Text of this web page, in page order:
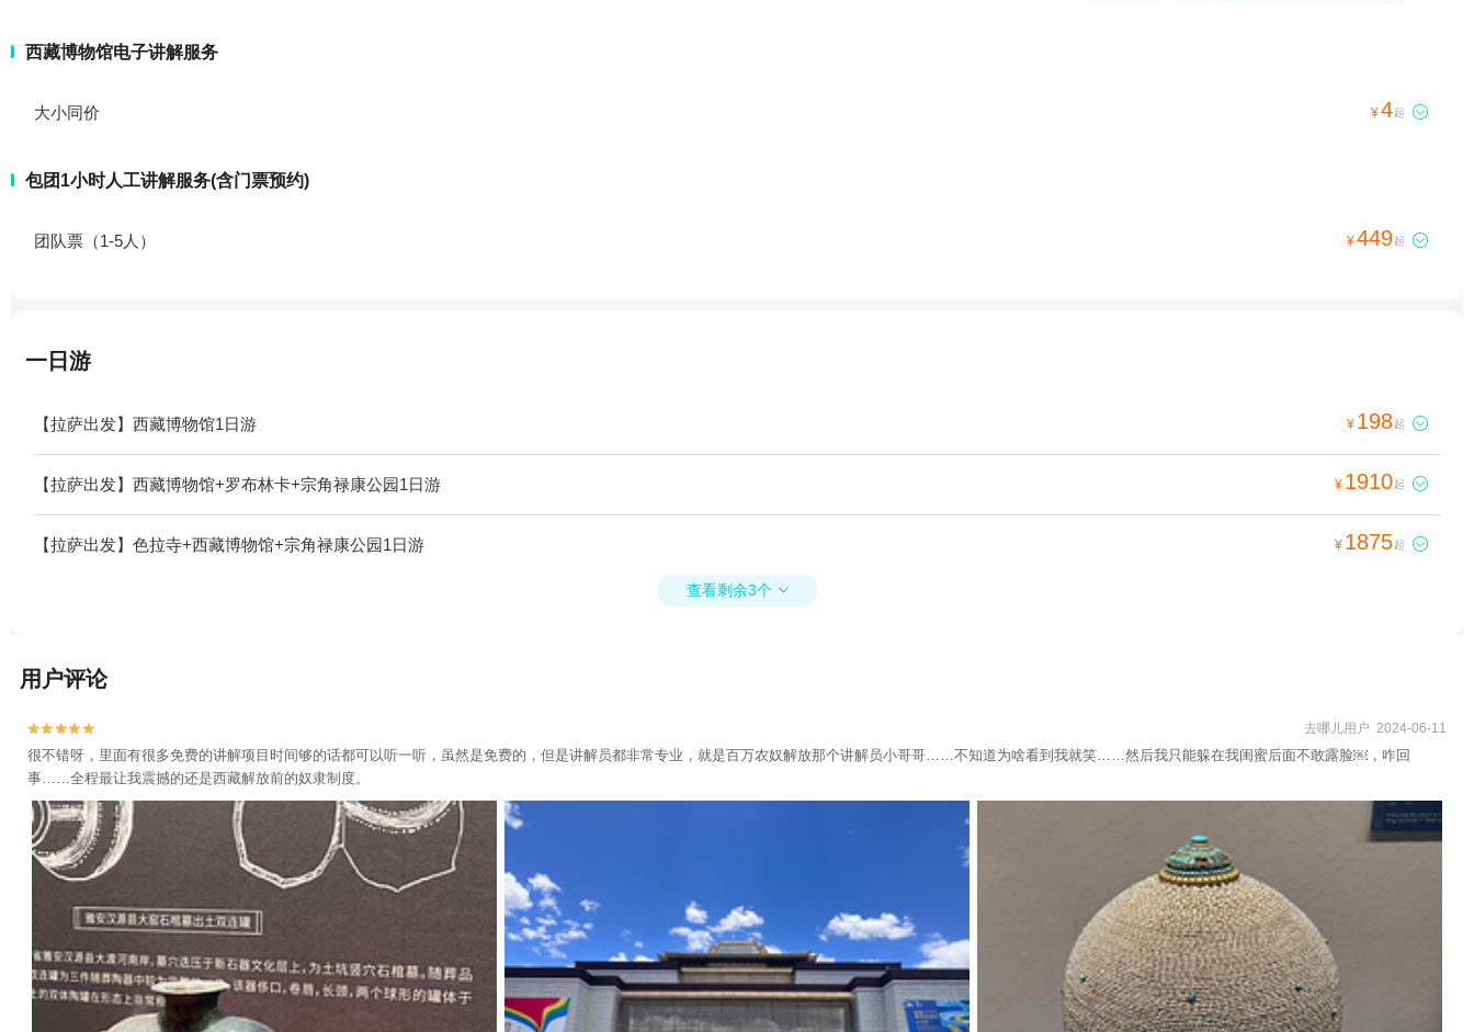
西藏博物馆电子讲解服务
大小同价 ¥4起 
包团1小时人工讲解服务(含门票预约)
团队票（1-5人） ¥449起 
一日游
【拉萨出发】西藏博物馆1日游 ¥ 198起 
【拉萨出发】西藏博物馆+罗布林卡+宗角禄康公园1日游 ¥ 1910起 
【拉萨出发】色拉寺+西藏博物馆+宗角禄康公园1日游 ¥ 1875起 
查看剩余3个 
用户评论

 去哪儿用户 2024-06-11
很不错呀，里面有很多免费的讲解项目时间够的话都可以听一听，虽然是免费的，但是讲解员都非常专业，就是百万农奴解放那个讲解员小哥哥……不知道为啥看到我就笑……然后我只能躲在我闺蜜后面不敢露脸￼，咋回
事……全程最让我震撼的还是西藏解放前的奴隶制度。